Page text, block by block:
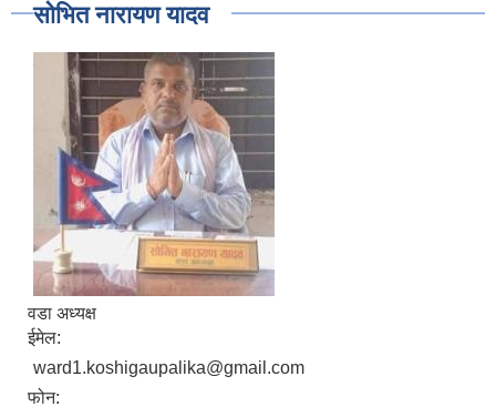
सोभित नारायण यादव
वडा अध्यक्ष
ईमेल:
ward1.koshigaupalika@gmail.com
फोन: